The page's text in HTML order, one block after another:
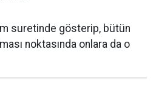
suretinde gösterip, bütün
noktasında onlara da o